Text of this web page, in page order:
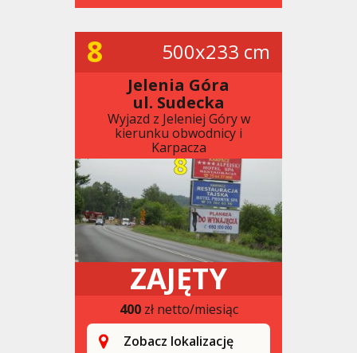
8 500x233 cm
Jelenia Góra
ul. Sudecka
Wyjazd z Jeleniej Góry w
kierunku obwodnicy i
Karpacza
ZAJĘTY
400zł netto/miesiąc
Zobacz lokalizację